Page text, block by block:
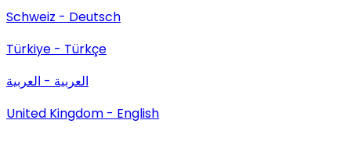
Schweiz - Deutsch
Türkiye - Türkçe
العربية - العربية
United Kingdom - English